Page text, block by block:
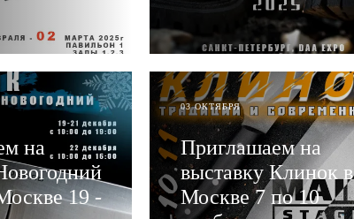
ЧИТАТЬ
на
19 -
03 ОКТЯБРЯ
Приглашаем на
выставку Клинок в
Москве 7 по 10